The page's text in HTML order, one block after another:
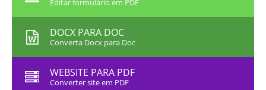
Editar formulário em PDF
DOCX PARA DOC
Converta Docx para Doc
WEBSITE PARA PDF
Converter site em PDF